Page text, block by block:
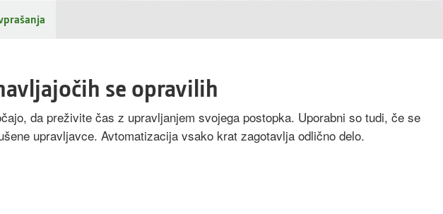
se opravilih
da preživite čas z upravljanjem svojega postopka. Uporabni so tudi, če se
upravljavce. Avtomatizacija vsako krat zagotavlja odlično delo.